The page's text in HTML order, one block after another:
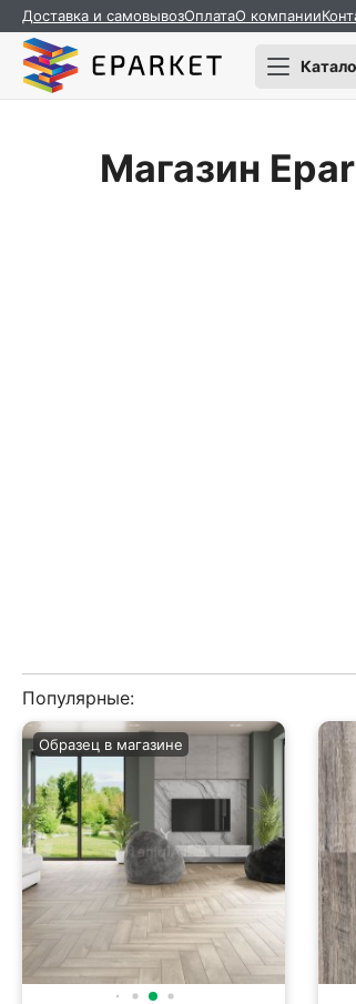
Доставка и самовывозОплатаО компании
Магазин
Популярные:
Образец в магазине